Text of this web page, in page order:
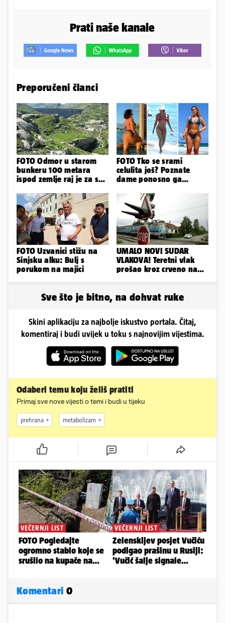
Prati naše kanale
Preporučeni članci
FOTO Odmor u starom
bunkeru 100 metara
ispod zemlje raj je za sva
FOTO Tko se srami
celulita još? Poznate
dame ponosno ga
FOTO Uzvanici stižu na
Sinjsku alku: Bulj s
porukom na majici
UMALO NOVI SUDAR
VLAKOVA! Teretni vlak
prošao kroz crveno na
Sve što je bitno, na dohvat ruke
Skini aplikaciju za najbolje iskustvo portala. Čitaj,
komentiraj i budi uvijek u toku s najnovijim vijestima.
Odaberi temu koju želiš pratiti
Primaj sve nove vijesti o temi i budi u tijeku
prehrana metabolizam
Komentari 0